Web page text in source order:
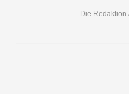
Die Redaktion